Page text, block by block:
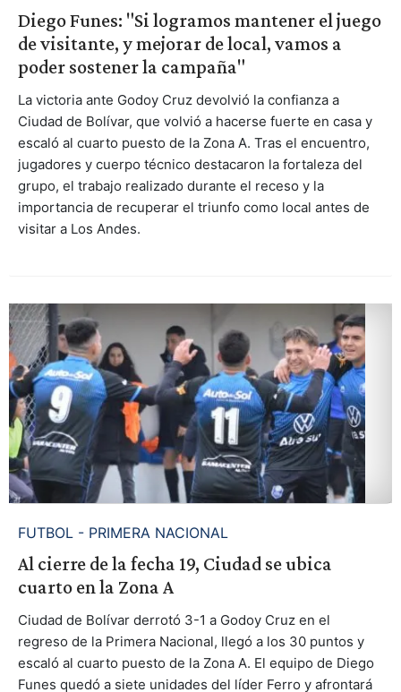
Diego Funes: "Si logramos mantener el juego
de visitante, y mejorar de local, vamos a
poder sostener la campaña"
La victoria ante Godoy Cruz devolvió la confianza a
Ciudad de Bolívar, que volvió a hacerse fuerte en casa y
escaló al cuarto puesto de la Zona A. Tras el encuentro,
jugadores y cuerpo técnico destacaron la fortaleza del
grupo, el trabajo realizado durante el receso y la
importancia de recuperar el triunfo como local antes de
visitar a Los Andes.
FUTBOL - PRIMERA NACIONAL
Al cierre de la fecha 19, Ciudad se ubica
cuarto en la Zona A
Ciudad de Bolívar derrotó 3-1 a Godoy Cruz en el
regreso de la Primera Nacional, llegó a los 30 puntos y
escaló al cuarto puesto de la Zona A. El equipo de Diego
Funes quedó a siete unidades del líder Ferro y afrontará